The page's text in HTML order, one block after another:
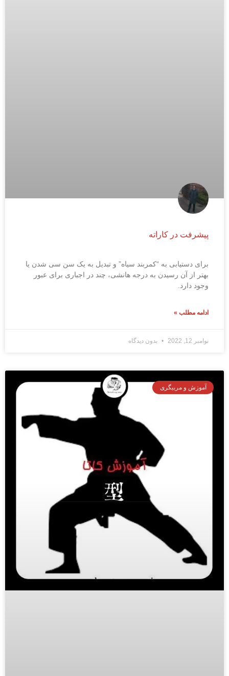
پیشرفت در کاراته
برای دستیابی به “کمربند سیاه” و تبدیل به یک سن سی شدن یا
بهتر از آن رسیدن به درجه هانشی، چند در اجباری برای عبور
وجود دارد.
ادامه مطلب »
نوامبر 12, 2022 بدون دیدگاه
آموزش و مربیگری